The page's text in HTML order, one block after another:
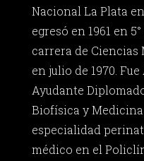
Nacional La Plata
egresó en 1961 en
carrera de Ciencias
en julio de 1970.
Ayudante
Biofísica y
especialidad
médico en el